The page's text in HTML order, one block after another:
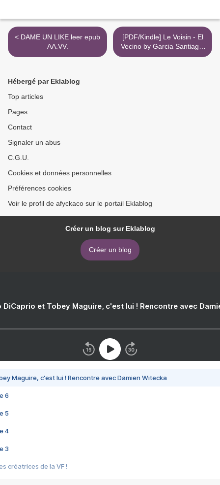
< DAME UN LIKE leer epub
AA.VV.
[PDF/Kindle] Le Voisin - El
Vecino by Garcia Santiago,
Perez Pepo >
Hébergé par Eklablog
Top articles
Pages
Contact
Signaler un abus
C.G.U.
Cookies et données personnelles
Préférences cookies
Voir le profil de afyckaco sur le portail Eklablog
Créer un blog sur Eklablog
Créer un blog
DiCaprio et Tobey Maguire, c'est lui ! Rencontre avec
Maguire, c'est lui ! Rencontre avec Damien Witecka
6
5
4
3
créatrices de la VF !